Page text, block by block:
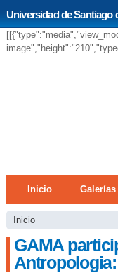
Universidad de Santiago
Menú
Inicio Galerías
Se
Inicio
GAMA